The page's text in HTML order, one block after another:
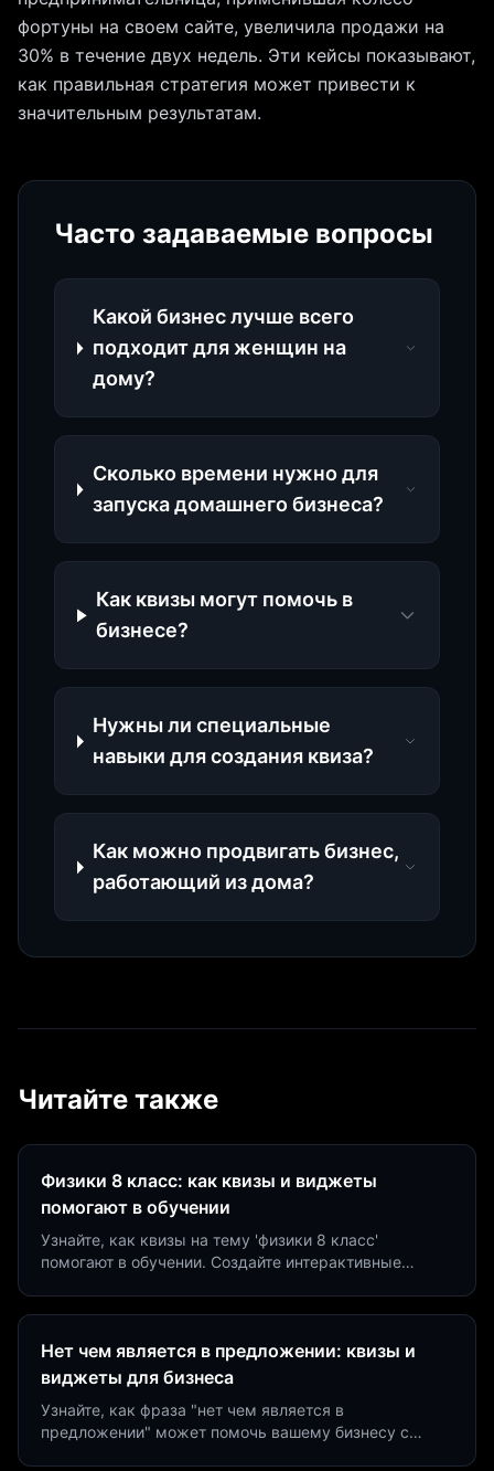
фортуны на своем сайте, увеличила продажи на
30% в течение двух недель. Эти кейсы показывают,
как правильная стратегия может привести к
значительным результатам.
Часто задаваемые вопросы
Какой бизнес лучше всего
подходит для женщин на
дому?
Сколько времени нужно для
запуска домашнего бизнеса?
Как квизы могут помочь в
бизнесе?
Нужны ли специальные
навыки для создания квиза?
Как можно продвигать бизнес,
работающий из дома?
Читайте также
Физики 8 класс: как квизы и виджеты
помогают в обучении
Узнайте, как квизы на тему 'физики 8 класс'
помогают в обучении. Создайте интерактивные
Нет чем является в предложении: квизы и
виджеты для бизнеса
Узнайте, как фраза "нет чем является в
предложении" может помочь вашему бизнесу с